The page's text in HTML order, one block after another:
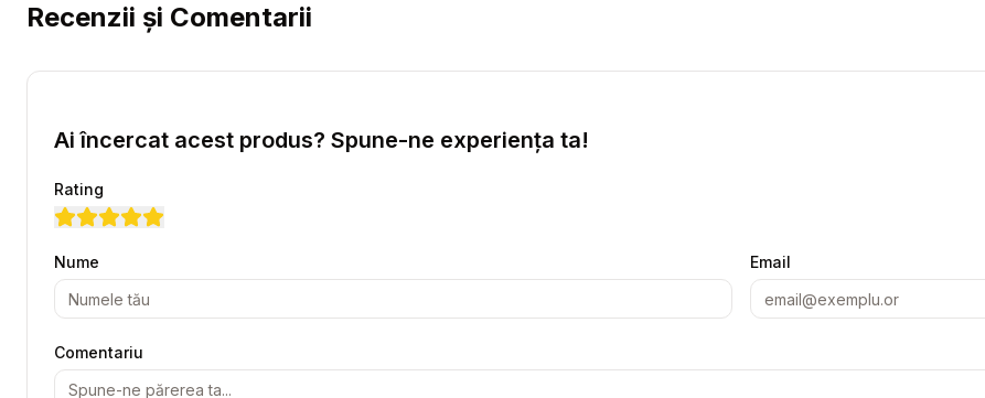
Recenzii și Comentarii
Ai încercat acest produs? Spune-ne experiența ta!
Rating
Nume Email
Comentariu